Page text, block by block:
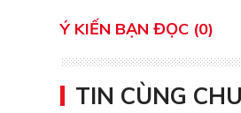
Ý KIẾN BẠN ĐỌC (0)
TIN CÙNG